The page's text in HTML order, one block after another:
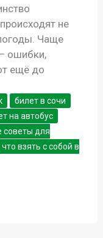
не
Чаще
ошибки,
ещё до
билет в сочи
на автобус
советы для
что взять с собой в